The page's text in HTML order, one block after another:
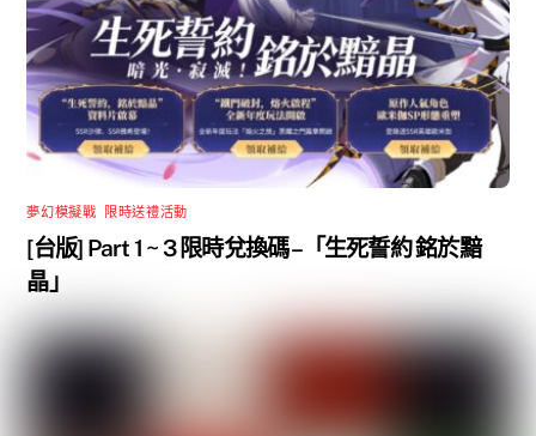
夢幻模擬戰 限時送禮活動
[台版] Part 1 ~ 3 限時兌換碼 –「生死誓約 銘於黯
晶」